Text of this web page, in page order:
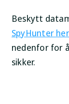
Beskytt
SpyHunter
nedenfor for
sikker.